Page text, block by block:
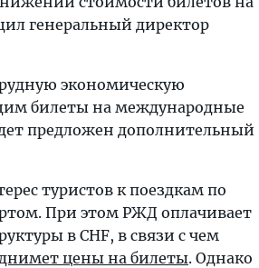
генеральный директор
экономическую
билеты на международные
предложен дополнительный
туристов к поездкам по
При этом РЖД оплачивает
в CHF, в связи с чем
цены на билеты. Однако